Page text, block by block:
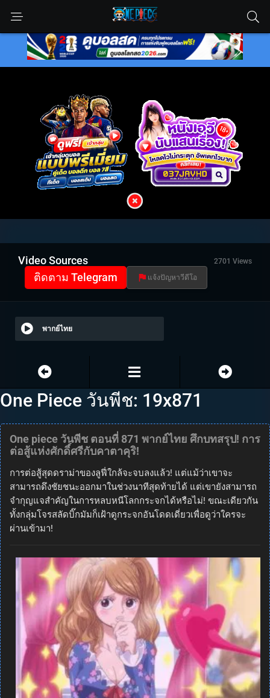
Video Sources 2701 Views
ติดตาม Telegram แจ้งปัญหาวีดีโอ
พากย์ไทย
One Piece วันพีช: 19x871
One piece วันพีช ตอนที่ 871 พากย์ไทย ศึกบทสรุป! การ
ต่อสู้แห่งศักดิ์ศรีกับคาตาคุริ!
การต่อสู้สุดดราม่าของลูฟี่ใกล้จะจบลงแล้ว! แต่แม้ว่าเขาจะ
สามารถดึงชัยชนะออกมาในช่วงนาทีสุดท้ายได้ แต่เขายังสามารถ
จำกุญแจสำคัญในการหลบหนีโลกกระจกได้หรือไม่! ขณะเดียวกัน
ทั้งกลุ่มโจรสลัดบิ๊กมัมก็เฝ้าดูกระจกอันโดดเดี่ยวเพื่อดูว่าใครจะ
ผ่านเข้ามา!